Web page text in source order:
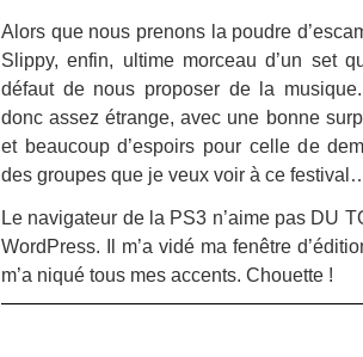
Alors que nous prenons la poudre
Slippy, enfin, ultime morceau d’un set
défaut de nous proposer de la
donc assez étrange, avec une bonne
et beaucoup d’espoirs pour celle de
des groupes que je veux voir à ce
Le navigateur de la PS3 n’aime pas DU
WordPress. Il m’a vidé ma fenêtre
m’a niqué tous mes accents. Chouette !